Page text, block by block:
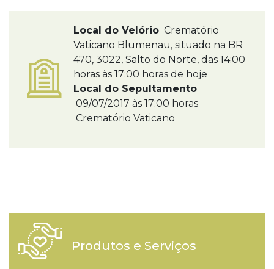
Local do Velório Crematório
Vaticano Blumenau, situado na BR
470, 3022, Salto do Norte, das 14:00
horas às 17:00 horas de hoje
Local do Sepultamento
09/07/2017 às 17:00 horas
Crematório Vaticano
Produtos e Serviços